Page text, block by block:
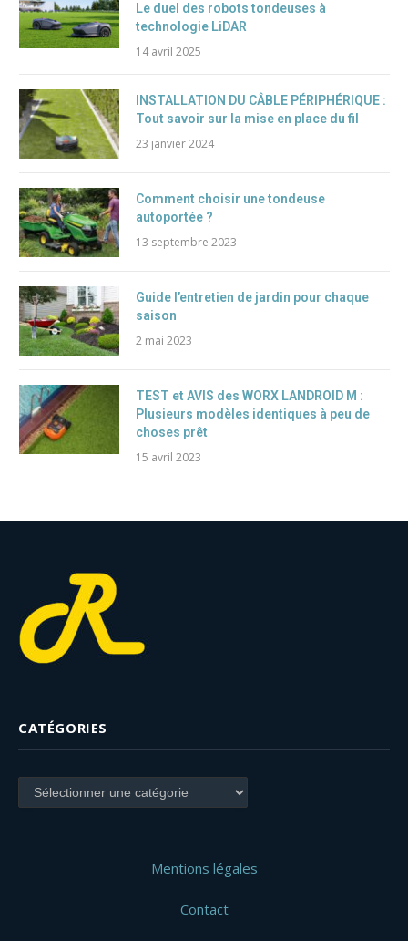
Le duel des robots tondeuses à
technologie LiDAR
14 avril 2025
INSTALLATION DU CÂBLE PÉRIPHÉRIQUE :
Tout savoir sur la mise en place du fil
23 janvier 2024
Comment choisir une tondeuse
autoportée ?
13 septembre 2023
Guide l’entretien de jardin pour chaque
saison
2 mai 2023
TEST et AVIS des WORX LANDROID M :
Plusieurs modèles identiques à peu de
choses prêt
15 avril 2023
CATÉGORIES
Catégories
Mentions légales
Contact